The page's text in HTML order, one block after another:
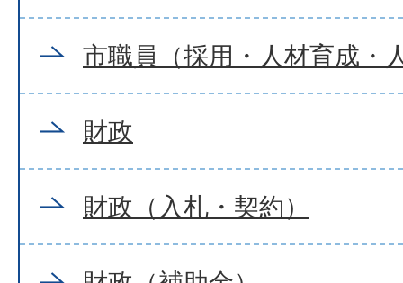
市職員（採用・人材育成・
財政
財政（入札・契約）